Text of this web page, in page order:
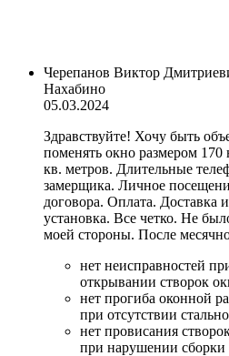
Черепанов Виктор
Нахабино
05.03.2024
Здравствуйте! Хочу быть
поменять окно размером
кв. метров. Длительные
замерщика. Личное
договора. Оплата. Доставка
установка. Все четко. Не
моей стороны. После
нет неисправностей
открывании створок
нет прогиба оконной
при отсутствии
нет провисания
при нарушении